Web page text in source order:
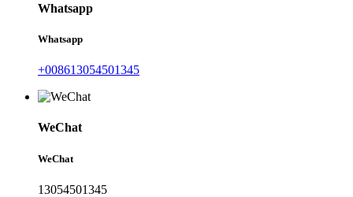
Whatsapp
Whatsapp
+008613054501345
WeChat
WeChat
13054501345